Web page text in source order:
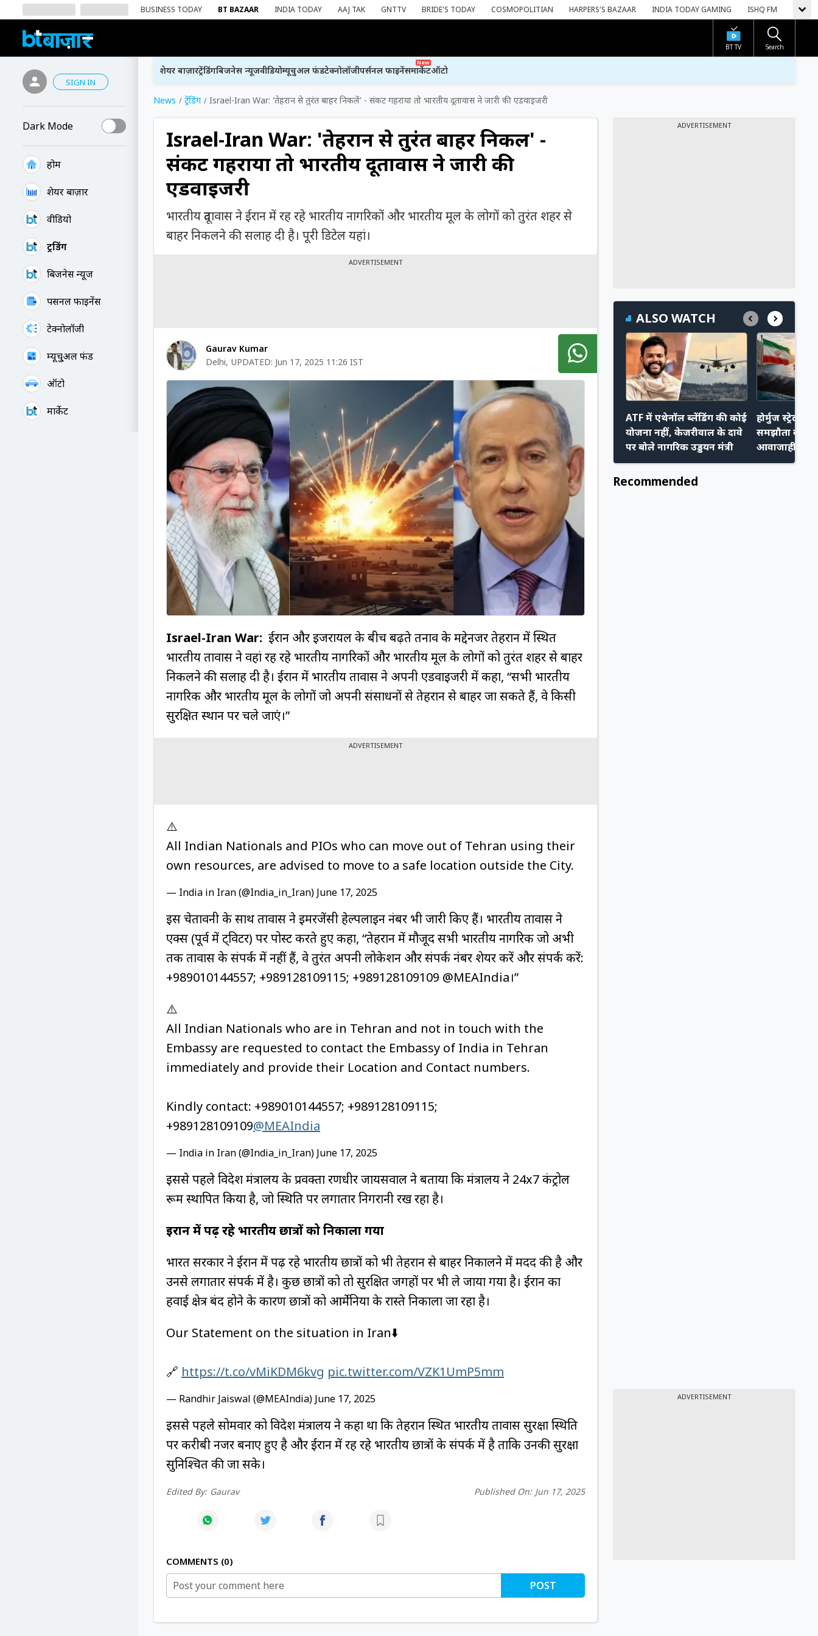
BUSINESS TODAY BT BAZAAR INDIA TODAY AAJ TAK GNTTV BRIDE'S TODAY COSMOPOLITIAN HARPERS'S BAZAAR INDIA TODAY GAMING ISHQ FM
BT TV Search
SIGN IN
Dark Mode
होम
शेयर बाज़ार
वीडियो
ट्रेंडिंग
बिजनेस न्यूज
पर्सनल फाइनेंस
टेक्नोलॉजी
म्यूचु्अल फंड
ऑटो
मार्केट
शेयर बाज़ारट्रेंडिंगबिजनेस न्यूजवीडियोम्यूचुअल फंडटेक्नोलॉजीपर्सनल फाइनेंस
New
मार्केटऑटो
News ट्रेंडिंग Israel-Iran War: 'तेहरान से तुरंत बाहर निकलें' - संकट गहराया तो भारतीय दूतावास ने जारी की एडवाइजरी
Israel-Iran War: 'तेहरान से तुरंत बाहर निकलें' -
संकट गहराया तो भारतीय दूतावास ने जारी की
एडवाइजरी
भारतीय दूतावास ने ईरान में रह रहे भारतीय नागरिकों और भारतीय मूल के लोगों को तुरंत शहर से
बाहर निकलने की सलाह दी है। पूरी डिटेल यहां।
ADVERTISEMENT
Gaurav Kumar
Delhi, UPDATED: Jun 17, 2025 11:26 IST
Israel-Iran War: ईरान और इजरायल के बीच बढ़ते तनाव के मद्देनजर तेहरान में स्थित
भारतीय दूतावास ने वहां रह रहे भारतीय नागरिकों और भारतीय मूल के लोगों को तुरंत शहर से बाहर
निकलने की सलाह दी है। ईरान में भारतीय दूतावास ने अपनी एडवाइजरी में कहा, “सभी भारतीय
नागरिक और भारतीय मूल के लोगों जो अपनी संसाधनों से तेहरान से बाहर जा सकते हैं, वे किसी
सुरक्षित स्थान पर चले जाएं।”
ADVERTISEMENT
⚠️
All Indian Nationals and PIOs who can move out of Tehran using their
own resources, are advised to move to a safe location outside the City.
— India in Iran (@India_in_Iran) June 17, 2025
इस चेतावनी के साथ दूतावास ने इमरजेंसी हेल्पलाइन नंबर भी जारी किए हैं। भारतीय दूतावास ने
एक्स (पूर्व में ट्विटर) पर पोस्ट करते हुए कहा, “तेहरान में मौजूद सभी भारतीय नागरिक जो अभी
तक दूतावास के संपर्क में नहीं हैं, वे तुरंत अपनी लोकेशन और संपर्क नंबर शेयर करें और संपर्क करें:
+989010144557; +989128109115; +989128109109 @MEAIndia।”
⚠️
All Indian Nationals who are in Tehran and not in touch with the
Embassy are requested to contact the Embassy of India in Tehran
immediately and provide their Location and Contact numbers.
Kindly contact: +989010144557; +989128109115;
+989128109109@MEAIndia
— India in Iran (@India_in_Iran) June 17, 2025
इससे पहले विदेश मंत्रालय के प्रवक्ता रणधीर जायसवाल ने बताया कि मंत्रालय ने 24x7 कंट्रोल
रूम स्थापित किया है, जो स्थिति पर लगातार निगरानी रख रहा है।
ईरान में पढ़ रहे भारतीय छात्रों को निकाला गया
भारत सरकार ने ईरान में पढ़ रहे भारतीय छात्रों को भी तेहरान से बाहर निकालने में मदद की है और
उनसे लगातार संपर्क में है। कुछ छात्रों को तो सुरक्षित जगहों पर भी ले जाया गया है। ईरान का
हवाई क्षेत्र बंद होने के कारण छात्रों को आर्मेनिया के रास्ते निकाला जा रहा है।
Our Statement on the situation in Iran⬇️
🔗 https://t.co/vMiKDM6kvg pic.twitter.com/VZK1UmP5mm
— Randhir Jaiswal (@MEAIndia) June 17, 2025
इससे पहले सोमवार को विदेश मंत्रालय ने कहा था कि तेहरान स्थित भारतीय दूतावास सुरक्षा स्थिति
पर करीबी नजर बनाए हुए है और ईरान में रह रहे भारतीय छात्रों के संपर्क में है ताकि उनकी सुरक्षा
सुनिश्चित की जा सके।
Edited By: Gaurav Published On: Jun 17, 2025
COMMENTS 0
POST
ADVERTISEMENT
ALSO WATCH
ATF में एथेनॉल ब्लेंडिंग की कोई
योजना नहीं, केजरीवाल के दावे
पर बोले नागरिक उड्डयन मंत्री
होर्मुज स्ट्रेट
समझौता
आवाजाही हो
Recommended
ADVERTISEMENT